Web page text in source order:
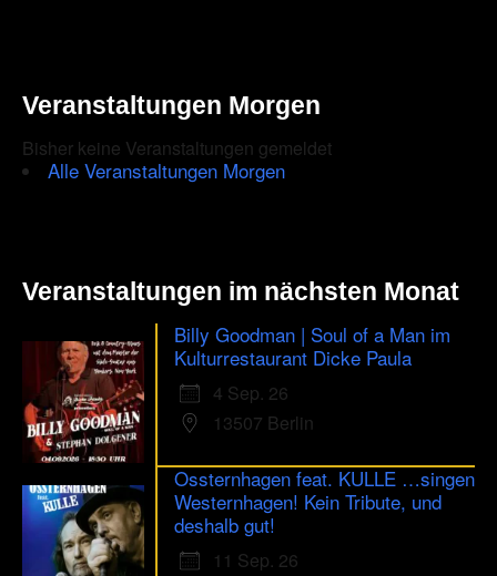
Veranstaltungen Morgen
Bisher keine Veranstaltungen gemeldet
Alle Veranstaltungen Morgen
Veranstaltungen im nächsten Monat
Billy Goodman | Soul of a Man im
Kulturrestaurant Dicke Paula
4 Sep. 26
13507 Berlin
Ossternhagen feat. KULLE …singen
Westernhagen! Kein Tribute, und
deshalb gut!
11 Sep. 26